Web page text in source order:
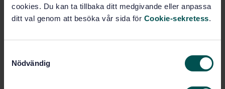
cookies. Du kan ta tillbaka ditt medgivande eller anpassa
ditt val genom att besöka vår sida för Cookie-sekretess.
Nödvändig
Internationell titel:Ophthalmic implants -
Intraocular lenses - Part 8:
(ISO 11979-8:2006/Amd 1:2011)
Utgåva:1